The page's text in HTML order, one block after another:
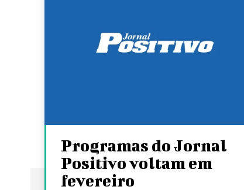
Programas do Jornal
Positivo voltam em
fevereiro